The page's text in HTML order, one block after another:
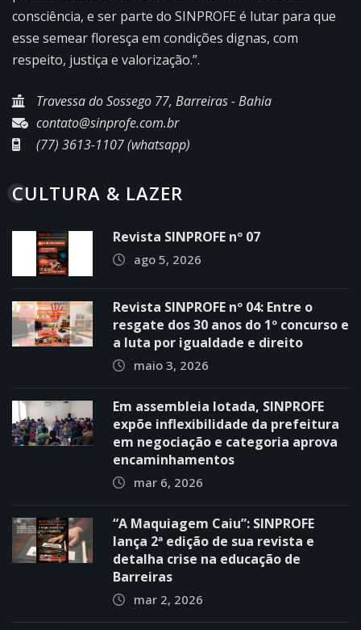
consciência, e ser parte do SINPROFE é lutar para que
esse semear floresça em condições dignas, com
respeito, justiça e valorização.”.
Travessa do Sossego 77, Barreiras - Bahia
contato@sinprofe.com.br
(77) 3613-1107 (whatsapp)
CULTURA & LAZER
Revista SINPROFE nº 07
ago 5, 2026
Revista SINPROFE nº 04: Entre o
resgate dos 30 anos do 1º concurso e
a luta por igualdade e direito
maio 3, 2026
Em assembleia lotada, SINPROFE
expõe inflexibilidade da prefeitura
em negociação e categoria aprova
encaminhamentos
mar 6, 2026
“A Maquiagem Caiu”: SINPROFE
lança 2ª edição de sua revista e
detalha crise na educação de
Barreiras
mar 2, 2026